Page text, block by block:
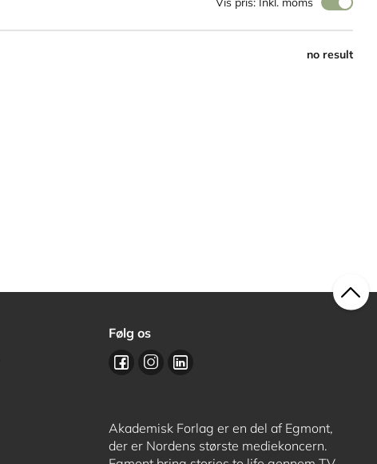
no result
Følg os
Akademisk Forlag er en del af Egmont,
der er Nordens største mediekoncern.